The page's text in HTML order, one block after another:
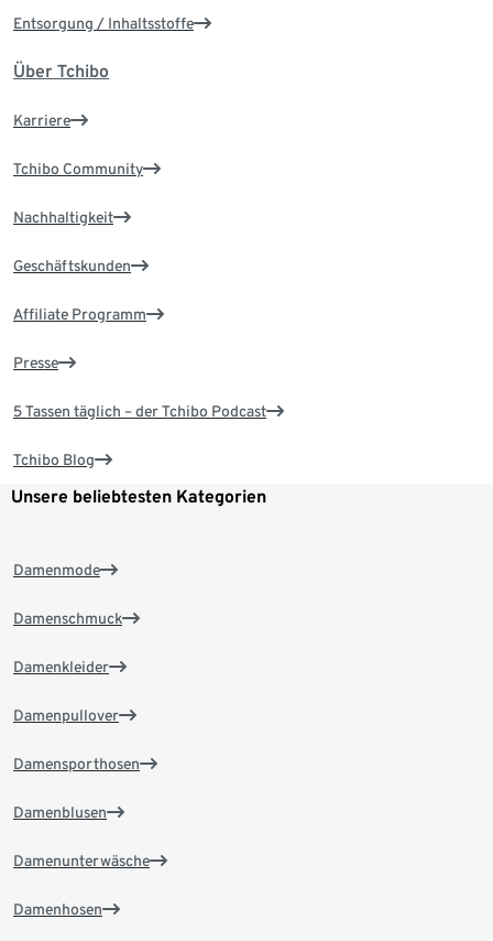
Entsorgung / Inhaltsstoffe
Über Tchibo
Karriere
Tchibo Community
Nachhaltigkeit
Geschäftskunden
Affiliate Programm
Presse
5 Tassen täglich – der Tchibo Podcast
Tchibo Blog
Unsere beliebtesten Kategorien
Damenmode
Damenschmuck
Damenkleider
Damenpullover
Damensporthosen
Damenblusen
Damenunterwäsche
Damenhosen